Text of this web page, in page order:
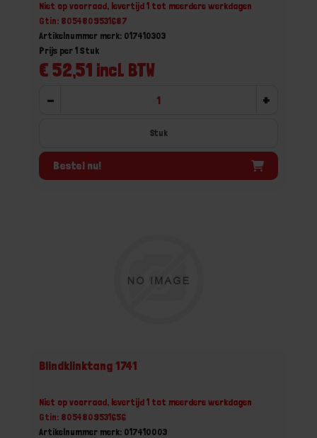
Niet op voorraad, levertijd 1 tot meerdere werkdagen
Gtin: 8054809531687
Artikelnummer merk: 017410303
€ 52,51 incl. BTW
Prijs per 1 Stuk
- +
Stuk
Bestel nu!
Blindklinktang 1741
Niet op voorraad, levertijd 1 tot meerdere werkdagen
Gtin: 8054809531656
Artikelnummer merk: 017410003